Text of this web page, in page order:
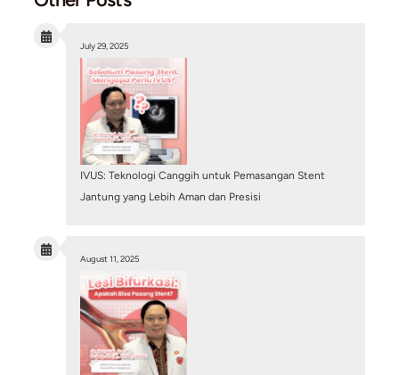
Ancaman Nyata di Balik Tidur Lelap: Memahami
Sudden Cardiac Death (Henti Jantung
July 28, 2026 Cardiac Diagnostic